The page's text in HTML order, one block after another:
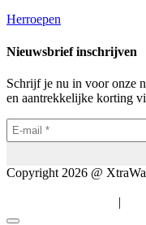
Herroepen
Nieuwsbrief inschrijven
Schrijf je nu in voor onze
en aantrekkelijke korting
Copyright 2026 @
|